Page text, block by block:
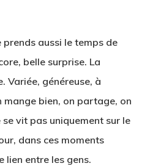
aussi le temps de
belle surprise. La
Variée, généreuse, à
mange bien, on partage, on
se vit pas uniquement sur le
dans ces moments
lien entre les gens.